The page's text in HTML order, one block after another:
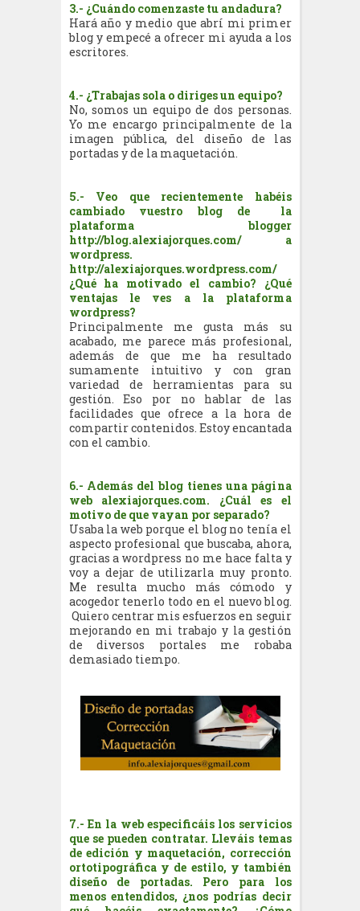
3.- ¿Cuándo comenzaste tu andadura?
Hará año y medio que abrí mi primer
blog y empecé a ofrecer mi ayuda a los
escritores.
4.- ¿Trabajas sola o diriges un equipo?
No, somos un equipo de dos personas.
Yo me encargo principalmente de la
imagen pública, del diseño de las
portadas y de la maquetación.
5.- Veo que recientemente habéis
cambiado vuestro blog de la
plataforma blogger
http://blog.alexiajorques.com/ a
wordpress.
http://alexiajorques.wordpress.com/
¿Qué ha motivado el cambio? ¿Qué
ventajas le ves a la plataforma
wordpress?
Principalmente me gusta más su
acabado, me parece más profesional,
además de que me ha resultado
sumamente intuitivo y con gran
variedad de herramientas para su
gestión. Eso por no hablar de las
facilidades que ofrece a la hora de
compartir contenidos. Estoy encantada
con el cambio.
6.- Además del blog tienes una página
web alexiajorques.com. ¿Cuál es el
motivo de que vayan por separado?
Usaba la web porque el blog no tenía el
aspecto profesional que buscaba, ahora,
gracias a wordpress no me hace falta y
voy a dejar de utilizarla muy pronto.
Me resulta mucho más cómodo y
acogedor tenerlo todo en el nuevo blog.
Quiero centrar mis esfuerzos en seguir
mejorando en mi trabajo y la gestión
de diversos portales me robaba
demasiado tiempo.
7.- En la web especificáis los servicios
que se pueden contratar. Lleváis temas
de edición y maquetación, corrección
ortotipográfica y de estilo, y también
diseño de portadas. Pero para los
menos entendidos, ¿nos podrías decir